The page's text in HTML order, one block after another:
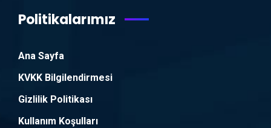
Politikalarımız
Ana Sayfa
KVKK Bilgilendirmesi
Gizlilik Politikası
Kullanım Koşulları